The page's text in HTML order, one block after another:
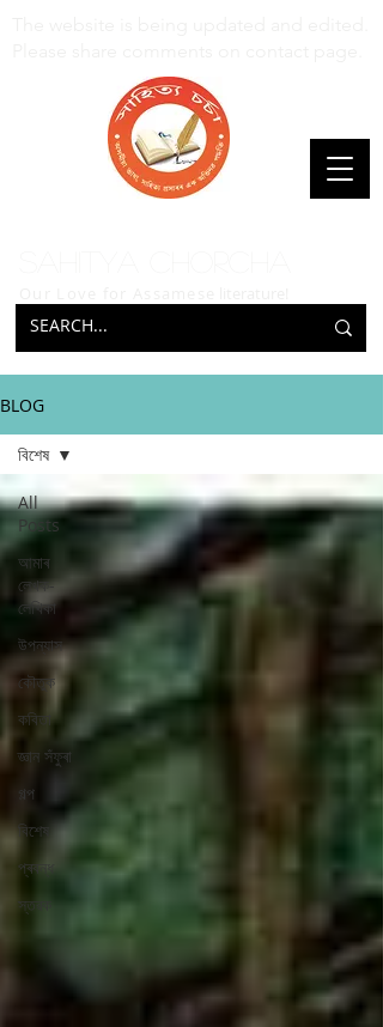
BLOG
All
Posts
আমাৰ
লেখক-
লেখিকা
উপন্যাস
কৌতুক
কবিতা
জ্ঞান সঁফুৰা
গল্প
বিশেষ
প্ৰবন্ধ
স্তৱক
বিশেষ